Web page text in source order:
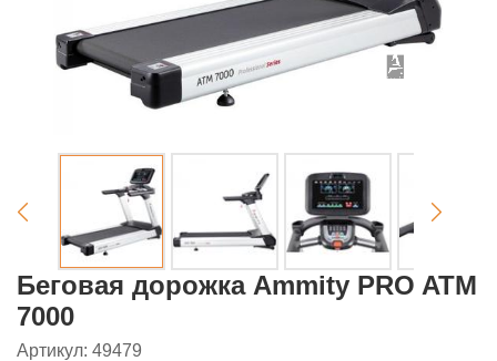
Беговая дорожка Ammity PRO ATM
7000
Артикул: 49479